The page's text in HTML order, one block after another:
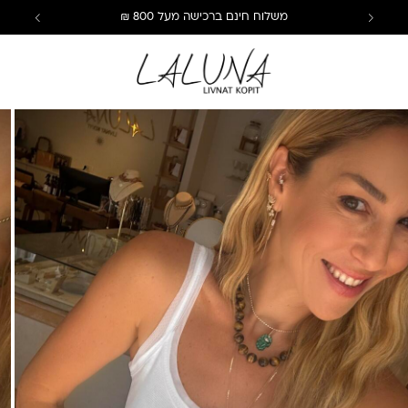
משלוח חינם ברכישה מעל 800 ₪